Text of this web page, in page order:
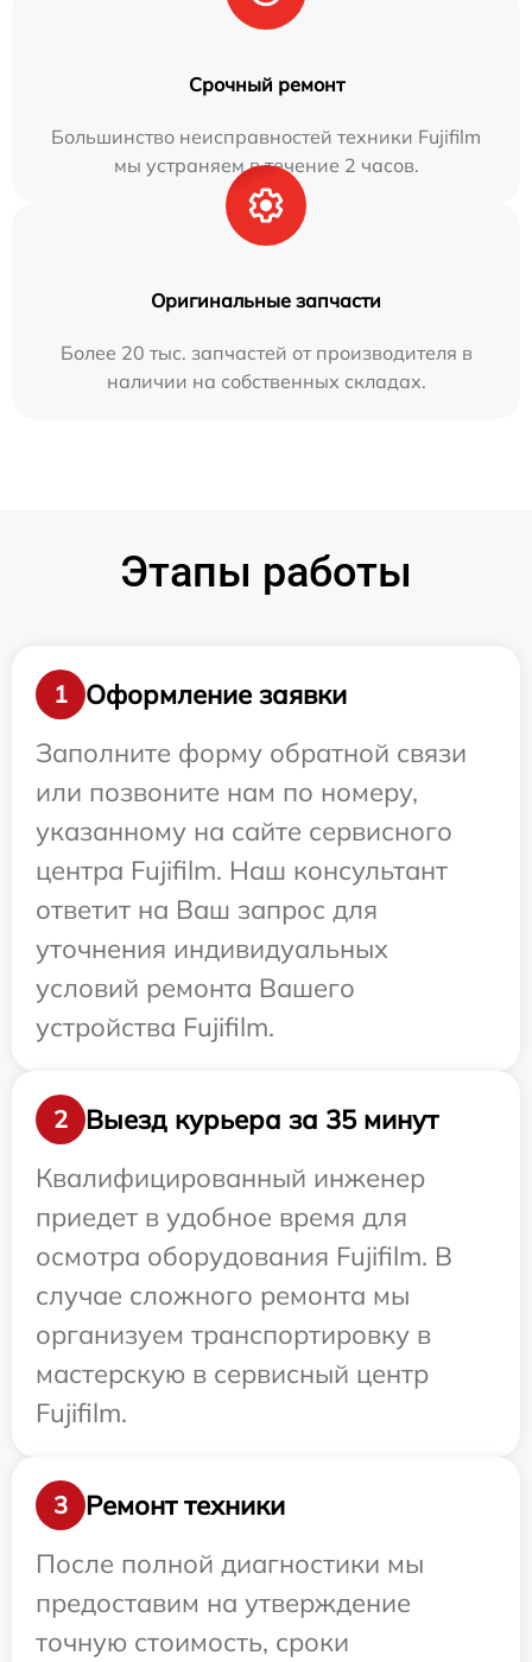
Срочный ремонт
Большинство неисправностей техники Fujifilm
мы устраняем в течение 2 часов.
Оригинальные запчасти
Более 20 тыс. запчастей от производителя в
наличии на собственных складах.
Этапы работы
1
Оформление заявки
Заполните форму обратной связи
или позвоните нам по номеру,
указанному на сайте сервисного
центра Fujifilm. Наш консультант
ответит на Ваш запрос для
уточнения индивидуальных
условий ремонта Вашего
устройства Fujifilm.
2
Выезд курьера за 35 минут
Квалифицированный инженер
приедет в удобное время для
осмотра оборудования Fujifilm. В
случае сложного ремонта мы
организуем транспортировку в
мастерскую в сервисный центр
Fujifilm.
3
Ремонт техники
После полной диагностики мы
предоставим на утверждение
точную стоимость, сроки